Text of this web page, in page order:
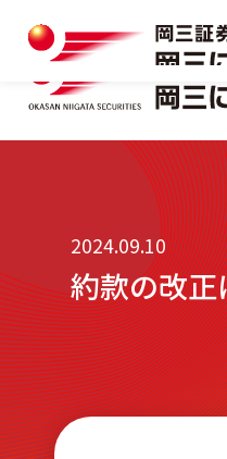
岡三にいがた証
おトクな制度を
株式
NISA
マーケット情報
キャンペーン情
本店
十日町支店
見附支店
新発田支店
小千谷営業所
口座開設
資料請求フォー
岡三にいがた
おトクな制度を
株式
NISA
相続・贈与サポ
マーケット情報
キャンペーン情
十日町支店
見附支店
新発田支店
小千谷営業所
口座開設
資料請求フォー
2024.09.10
約款の改正